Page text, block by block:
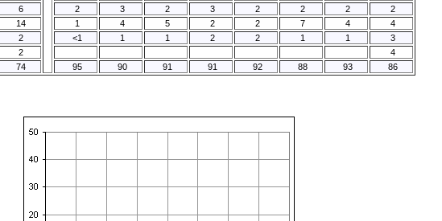
6 2 3 2 3 2 2 2
2
14 1 4 5 2 2 7 4
4
2 <1 1 1 2 2 1 1
3
2
4
74 95 90 91 91 92 88 93 86